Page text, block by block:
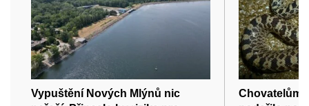
Vypuštění Nových Mlýnů nic
Chovatelům